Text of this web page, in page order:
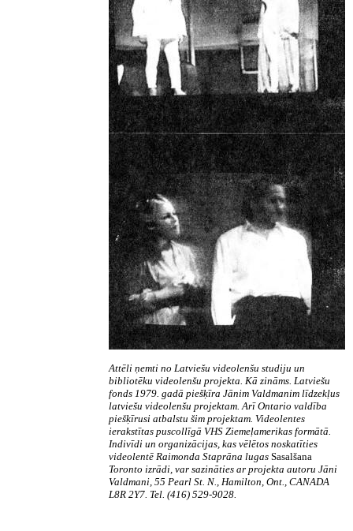
Attēli ņemti no Latviešu videolenšu studiju un
bibliotēku videolenšu projekta. Kā zināms. Latviešu
fonds 1979. gadā piešķīra Jānim Valdmanim līdzekļus
latviešu videolenšu projektam. Arī Ontario valdība
piešķīrusi atbalstu šim projektam. Videolentes
ierakstītas puscollīgā VHS Ziemeļamerikas formātā.
Indivīdi un organizācijas, kas vēlētos noskatīties
videolentē Raimonda Staprāna lugas Sasalšana
Toronto izrādi, var sazināties ar projekta autoru Jāni
Valdmani, 55 Pearl St. N., Hamilton, Ont., CANADA
L8R 2Y7. Tel. (416) 529-9028.